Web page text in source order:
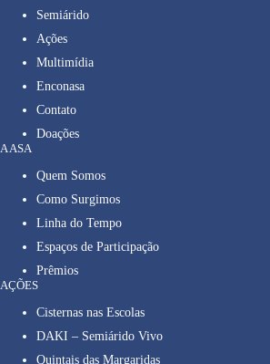
Semiárido
Ações
Multimídia
Enconasa
Contato
Doações
A ASA
Quem Somos
Como Surgimos
Linha do Tempo
Espaços de Participação
Prêmios
AÇÕES
Cisternas nas Escolas
DAKI – Semiárido Vivo
Quintais das Margaridas